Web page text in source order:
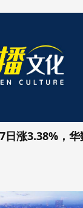
日涨3.38%，华